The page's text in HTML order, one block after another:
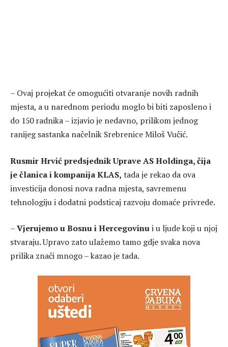
– Ovaj projekat će omogućiti otvaranje novih radnih
mjesta, a u narednom periodu moglo bi biti zaposleno i
do 150 radnika – izjavio je nedavno, prilikom jednog
ranijeg sastanka načelnik Srebrenice Miloš Vučić.
Rusmir Hrvić predsjednik Uprave AS Holdinga, čija
je članica i kompanija KLAS, tada je rekao da ova
investicija donosi nova radna mjesta, savremenu
tehnologiju i dodatni podsticaj razvoju domaće privrede.
–Vjerujemo u Bosnu i Hercegovinui u ljude koji u njoj
stvaraju. Upravo zato ulažemo tamo gdje svaka nova
prilika znači mnogo – kazao je tada.